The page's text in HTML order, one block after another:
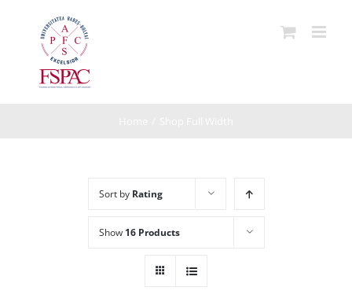
Sort by Rating
Show 16 Products